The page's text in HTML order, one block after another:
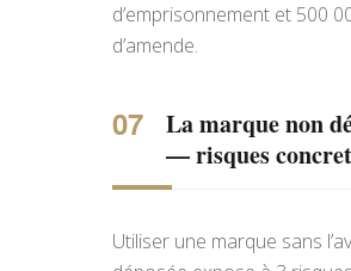
d’emprisonnement et 500
d’amende.
La marque non
— risques
Utiliser une marque sans